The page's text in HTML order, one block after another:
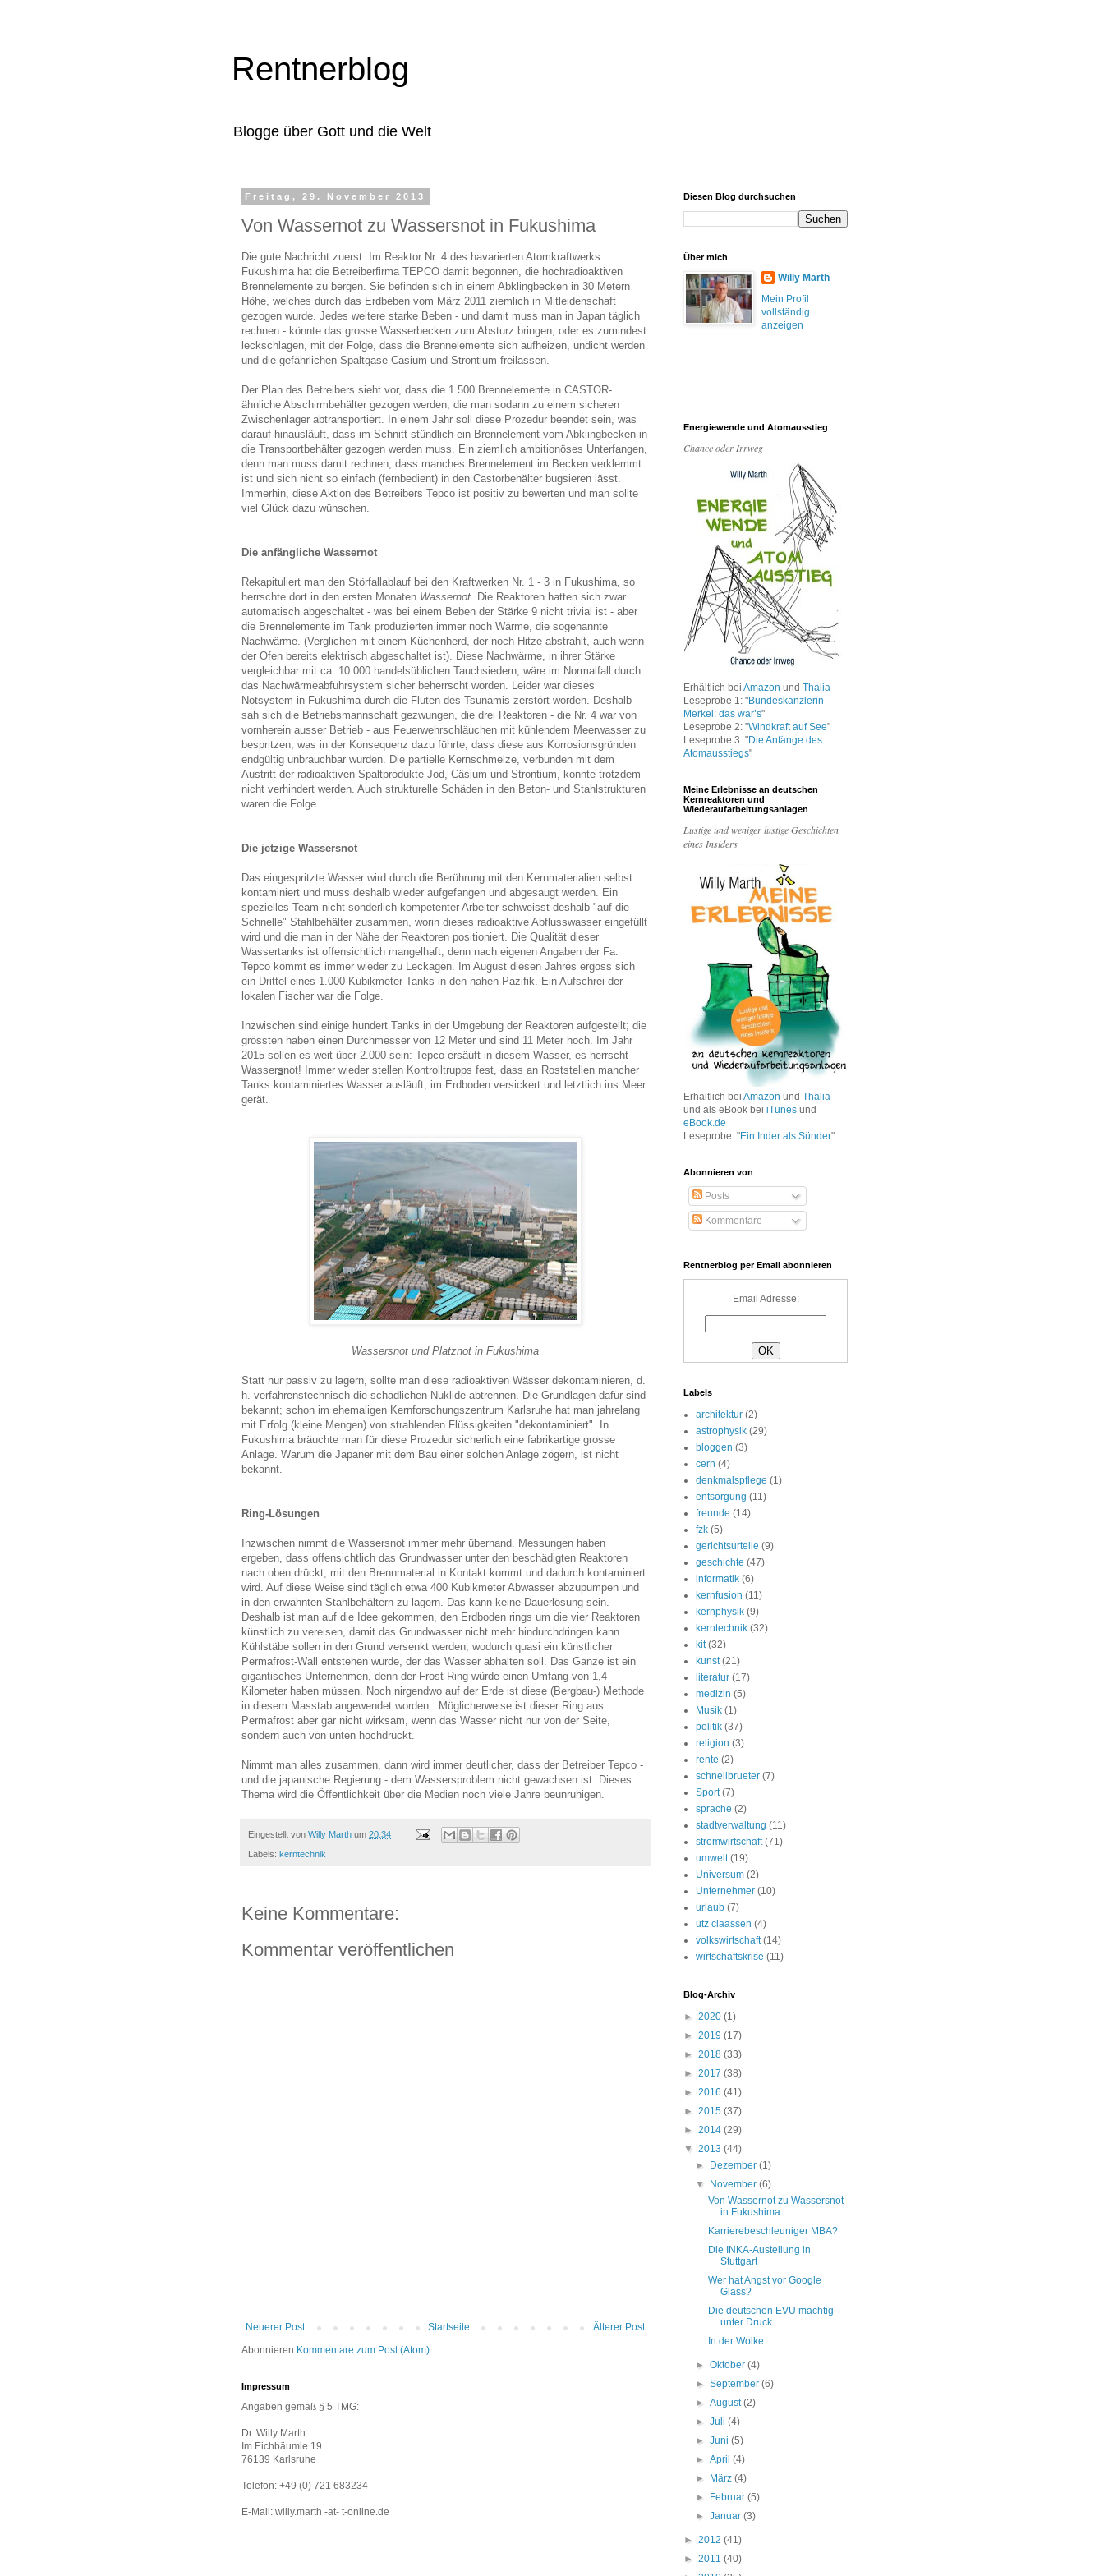
Rentnerblog
Blogge über Gott und die Welt
Freitag, 29. November 2013
Von Wassernot zu Wassersnot in Fukushima
Die gute Nachricht zuerst: Im Reaktor Nr. 4 des havarierten Atomkraftwerks
Fukushima hat die Betreiberfirma TEPCO damit begonnen, die hochradioaktiven
Brennelemente zu bergen. Sie befinden sich in einem Abklingbecken in 30 Metern
Höhe, welches durch das Erdbeben vom März 2011 ziemlich in Mitleidenschaft
gezogen wurde. Jedes weitere starke Beben - und damit muss man in Japan täglich
rechnen - könnte das grosse Wasserbecken zum Absturz bringen, oder es zumindest
leckschlagen, mit der Folge, dass die Brennelemente sich aufheizen, undicht werden
und die gefährlichen Spaltgase Cäsium und Strontium freilassen.
Der Plan des Betreibers sieht vor, dass die 1.500 Brennelemente in CASTOR-
ähnliche Abschirmbehälter gezogen werden, die man sodann zu einem sicheren
Zwischenlager abtransportiert. In einem Jahr soll diese Prozedur beendet sein, was
darauf hinausläuft, dass im Schnitt stündlich ein Brennelement vom Abklingbecken in
die Transportbehälter gezogen werden muss. Ein ziemlich ambitionöses Unterfangen,
denn man muss damit rechnen, dass manches Brennelement im Becken verklemmt
ist und sich nicht so einfach (fernbedient) in den Castorbehälter bugsieren lässt.
Immerhin, diese Aktion des Betreibers Tepco ist positiv zu bewerten und man sollte
viel Glück dazu wünschen.
Die anfängliche Wassernot
Rekapituliert man den Störfallablauf bei den Kraftwerken Nr. 1 - 3 in Fukushima, so
herrschte dort in den ersten Monaten Wassernot. Die Reaktoren hatten sich zwar
automatisch abgeschaltet - was bei einem Beben der Stärke 9 nicht trivial ist - aber
die Brennelemente im Tank produzierten immer noch Wärme, die sogenannte
Nachwärme. (Verglichen mit einem Küchenherd, der noch Hitze abstrahlt, auch wenn
der Ofen bereits elektrisch abgeschaltet ist). Diese Nachwärme, in ihrer Stärke
vergleichbar mit ca. 10.000 handelsüblichen Tauchsiedern, wäre im Normalfall durch
das Nachwärmeabfuhrsystem sicher beherrscht worden. Leider war dieses
Notsystem in Fukushima durch die Fluten des Tsunamis zerstört worden. Deshalb
sah sich die Betriebsmannschaft gezwungen, die drei Reaktoren - die Nr. 4 war von
vornherein ausser Betrieb - aus Feuerwehrschläuchen mit kühlendem Meerwasser zu
bespritzen, was in der Konsequenz dazu führte, dass diese aus Korrosionsgründen
endgültig unbrauchbar wurden. Die partielle Kernschmelze, verbunden mit dem
Austritt der radioaktiven Spaltprodukte Jod, Cäsium und Strontium, konnte trotzdem
nicht verhindert werden. Auch strukturelle Schäden in den Beton- und Stahlstrukturen
waren die Folge.
Die jetzige Wassersnot
Das eingespritzte Wasser wird durch die Berührung mit den Kernmaterialien selbst
kontaminiert und muss deshalb wieder aufgefangen und abgesaugt werden. Ein
spezielles Team nicht sonderlich kompetenter Arbeiter schweisst deshalb "auf die
Schnelle" Stahlbehälter zusammen, worin dieses radioaktive Abflusswasser eingefüllt
wird und die man in der Nähe der Reaktoren positioniert. Die Qualität dieser
Wassertanks ist offensichtlich mangelhaft, denn nach eigenen Angaben der Fa.
Tepco kommt es immer wieder zu Leckagen. Im August diesen Jahres ergoss sich
ein Drittel eines 1.000-Kubikmeter-Tanks in den nahen Pazifik. Ein Aufschrei der
lokalen Fischer war die Folge.
Inzwischen sind einige hundert Tanks in der Umgebung der Reaktoren aufgestellt; die
grössten haben einen Durchmesser von 12 Meter und sind 11 Meter hoch. Im Jahr
2015 sollen es weit über 2.000 sein: Tepco ersäuft in diesem Wasser, es herrscht
Wassersnot! Immer wieder stellen Kontrolltrupps fest, dass an Roststellen mancher
Tanks kontaminiertes Wasser ausläuft, im Erdboden versickert und letztlich ins Meer
gerät.
Wassersnot und Platznot in Fukushima
Statt nur passiv zu lagern, sollte man diese radioaktiven Wässer dekontaminieren, d.
h. verfahrenstechnisch die schädlichen Nuklide abtrennen. Die Grundlagen dafür sind
bekannt; schon im ehemaligen Kernforschungszentrum Karlsruhe hat man jahrelang
mit Erfolg (kleine Mengen) von strahlenden Flüssigkeiten "dekontaminiert". In
Fukushima bräuchte man für diese Prozedur sicherlich eine fabrikartige grosse
Anlage. Warum die Japaner mit dem Bau einer solchen Anlage zögern, ist nicht
bekannt.
Ring-Lösungen
Inzwischen nimmt die Wassersnot immer mehr überhand. Messungen haben
ergeben, dass offensichtlich das Grundwasser unter den beschädigten Reaktoren
nach oben drückt, mit den Brennmaterial in Kontakt kommt und dadurch kontaminiert
wird. Auf diese Weise sind täglich etwa 400 Kubikmeter Abwasser abzupumpen und
in den erwähnten Stahlbehältern zu lagern. Das kann keine Dauerlösung sein.
Deshalb ist man auf die Idee gekommen, den Erdboden rings um die vier Reaktoren
künstlich zu vereisen, damit das Grundwasser nicht mehr hindurchdringen kann.
Kühlstäbe sollen in den Grund versenkt werden, wodurch quasi ein künstlicher
Permafrost-Wall entstehen würde, der das Wasser abhalten soll. Das Ganze ist ein
gigantisches Unternehmen, denn der Frost-Ring würde einen Umfang von 1,4
Kilometer haben müssen. Noch nirgendwo auf der Erde ist diese (Bergbau-) Methode
in diesem Masstab angewendet worden. Möglicherweise ist dieser Ring aus
Permafrost aber gar nicht wirksam, wenn das Wasser nicht nur von der Seite,
sondern auch von unten hochdrückt.
Nimmt man alles zusammen, dann wird immer deutlicher, dass der Betreiber Tepco -
und die japanische Regierung - dem Wassersproblem nicht gewachsen ist. Dieses
Thema wird die Öffentlichkeit über die Medien noch viele Jahre beunruhigen.
Eingestellt von Willy Marth um 20:34
Labels: kerntechnik
Keine Kommentare:
Kommentar veröffentlichen
Neuerer Post Älterer Post
Startseite
Abonnieren Kommentare zum Post (Atom)
Impressum
Angaben gemäß § 5 TMG:
Dr. Willy Marth
Im Eichbäumle 19
76139 Karlsruhe
Telefon: +49 (0) 721 683234
E-Mail: willy.marth -at- t-online.de
Diesen Blog durchsuchen
Über mich
Willy Marth
Mein Profil
vollständig
anzeigen
Energiewende und Atomausstieg
Chance oder Irrweg
Erhältlich bei Amazon und Thalia
Leseprobe 1: "Bundeskanzlerin
Merkel: das war’s"
Leseprobe 2: "Windkraft auf See"
Leseprobe 3: "Die Anfänge des
Atomausstiegs"
Meine Erlebnisse an deutschen
Kernreaktoren und
Wiederaufarbeitungsanlagen
Lustige und weniger lustige Geschichten
eines Insiders
Erhältlich bei Amazon und Thalia
und als eBook bei iTunes und
eBook.de
Leseprobe: "Ein Inder als Sünder"
Abonnieren von
Posts
Kommentare
Rentnerblog per Email abonnieren
Email Adresse:
Labels
architektur (2)
astrophysik (29)
bloggen (3)
cern (4)
denkmalspflege (1)
entsorgung (11)
freunde (14)
fzk (5)
gerichtsurteile (9)
geschichte (47)
informatik (6)
kernfusion (11)
kernphysik (9)
kerntechnik (32)
kit (32)
kunst (21)
literatur (17)
medizin (5)
Musik (1)
politik (37)
religion (3)
rente (2)
schnellbrueter (7)
Sport (7)
sprache (2)
stadtverwaltung (11)
stromwirtschaft (71)
umwelt (19)
Universum (2)
Unternehmer (10)
urlaub (7)
utz claassen (4)
volkswirtschaft (14)
wirtschaftskrise (11)
Blog-Archiv
► 2020 (1)
► 2019 (17)
► 2018 (33)
► 2017 (38)
► 2016 (41)
► 2015 (37)
► 2014 (29)
▼ 2013 (44)
►
Dezember(1)
▼
November(6)
Von Wassernot zu Wassersnot
in Fukushima
Karrierebeschleuniger MBA?
Die INKA-Austellung in
Stuttgart
Wer hat Angst vor Google
Glass?
Die deutschen EVU mächtig
unter Druck
In der Wolke
►Oktober(4)
►September(6)
►August(2)
►Juli(4)
►Juni(5)
►April(4)
►
März(4)
►
Februar(5)
►Januar(3)
► 2012 (41)
► 2011 (40)